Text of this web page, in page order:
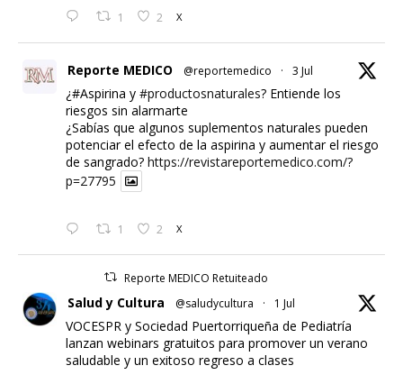
1 2 X
Reporte MEDICO @reportemedico · 3 Jul
¿#Aspirina y #productosnaturales? Entiende los
riesgos sin alarmarte
¿Sabías que algunos suplementos naturales pueden
potenciar el efecto de la aspirina y aumentar el riesgo
de sangrado? https://revistareportemedico.com/?
p=27795
1 2 X
Reporte MEDICO Retuiteado
Salud y Cultura @saludycultura · 1 Jul
VOCESPR y Sociedad Puertorriqueña de Pediatría
lanzan webinars gratuitos para promover un verano
saludable y un exitoso regreso a clases